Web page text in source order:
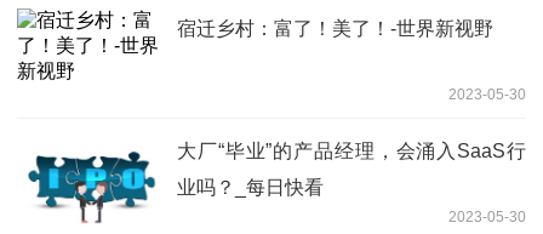
宿迁乡村：富了！美了！-世界新视野
2023-05-30
大厂“毕业”的产品经理，会涌入SaaS行
业吗？_每日快看
2023-05-30